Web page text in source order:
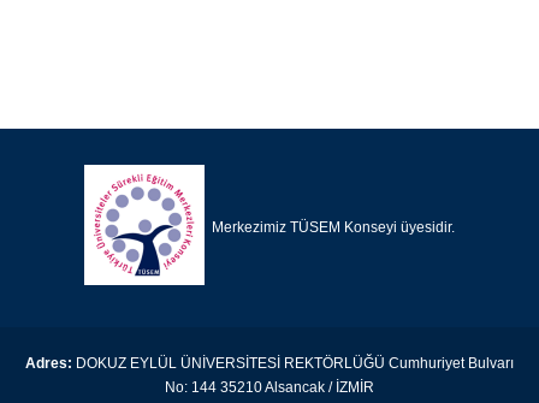
Merkezimiz TÜSEM Konseyi üyesidir.
Adres: DOKUZ EYLÜL ÜNİVERSİTESİ REKTÖRLÜĞÜ Cumhuriyet Bulvarı
No: 144 35210 Alsancak / İZMİR